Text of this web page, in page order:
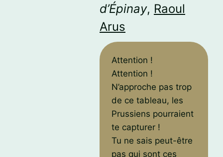
d’Épinay, Raoul
Arus
Attention !
Attention !
N’approche pas trop
de ce tableau, les
Prussiens pourraient
te capturer !
Tu ne sais peut-être
pas qui sont ces